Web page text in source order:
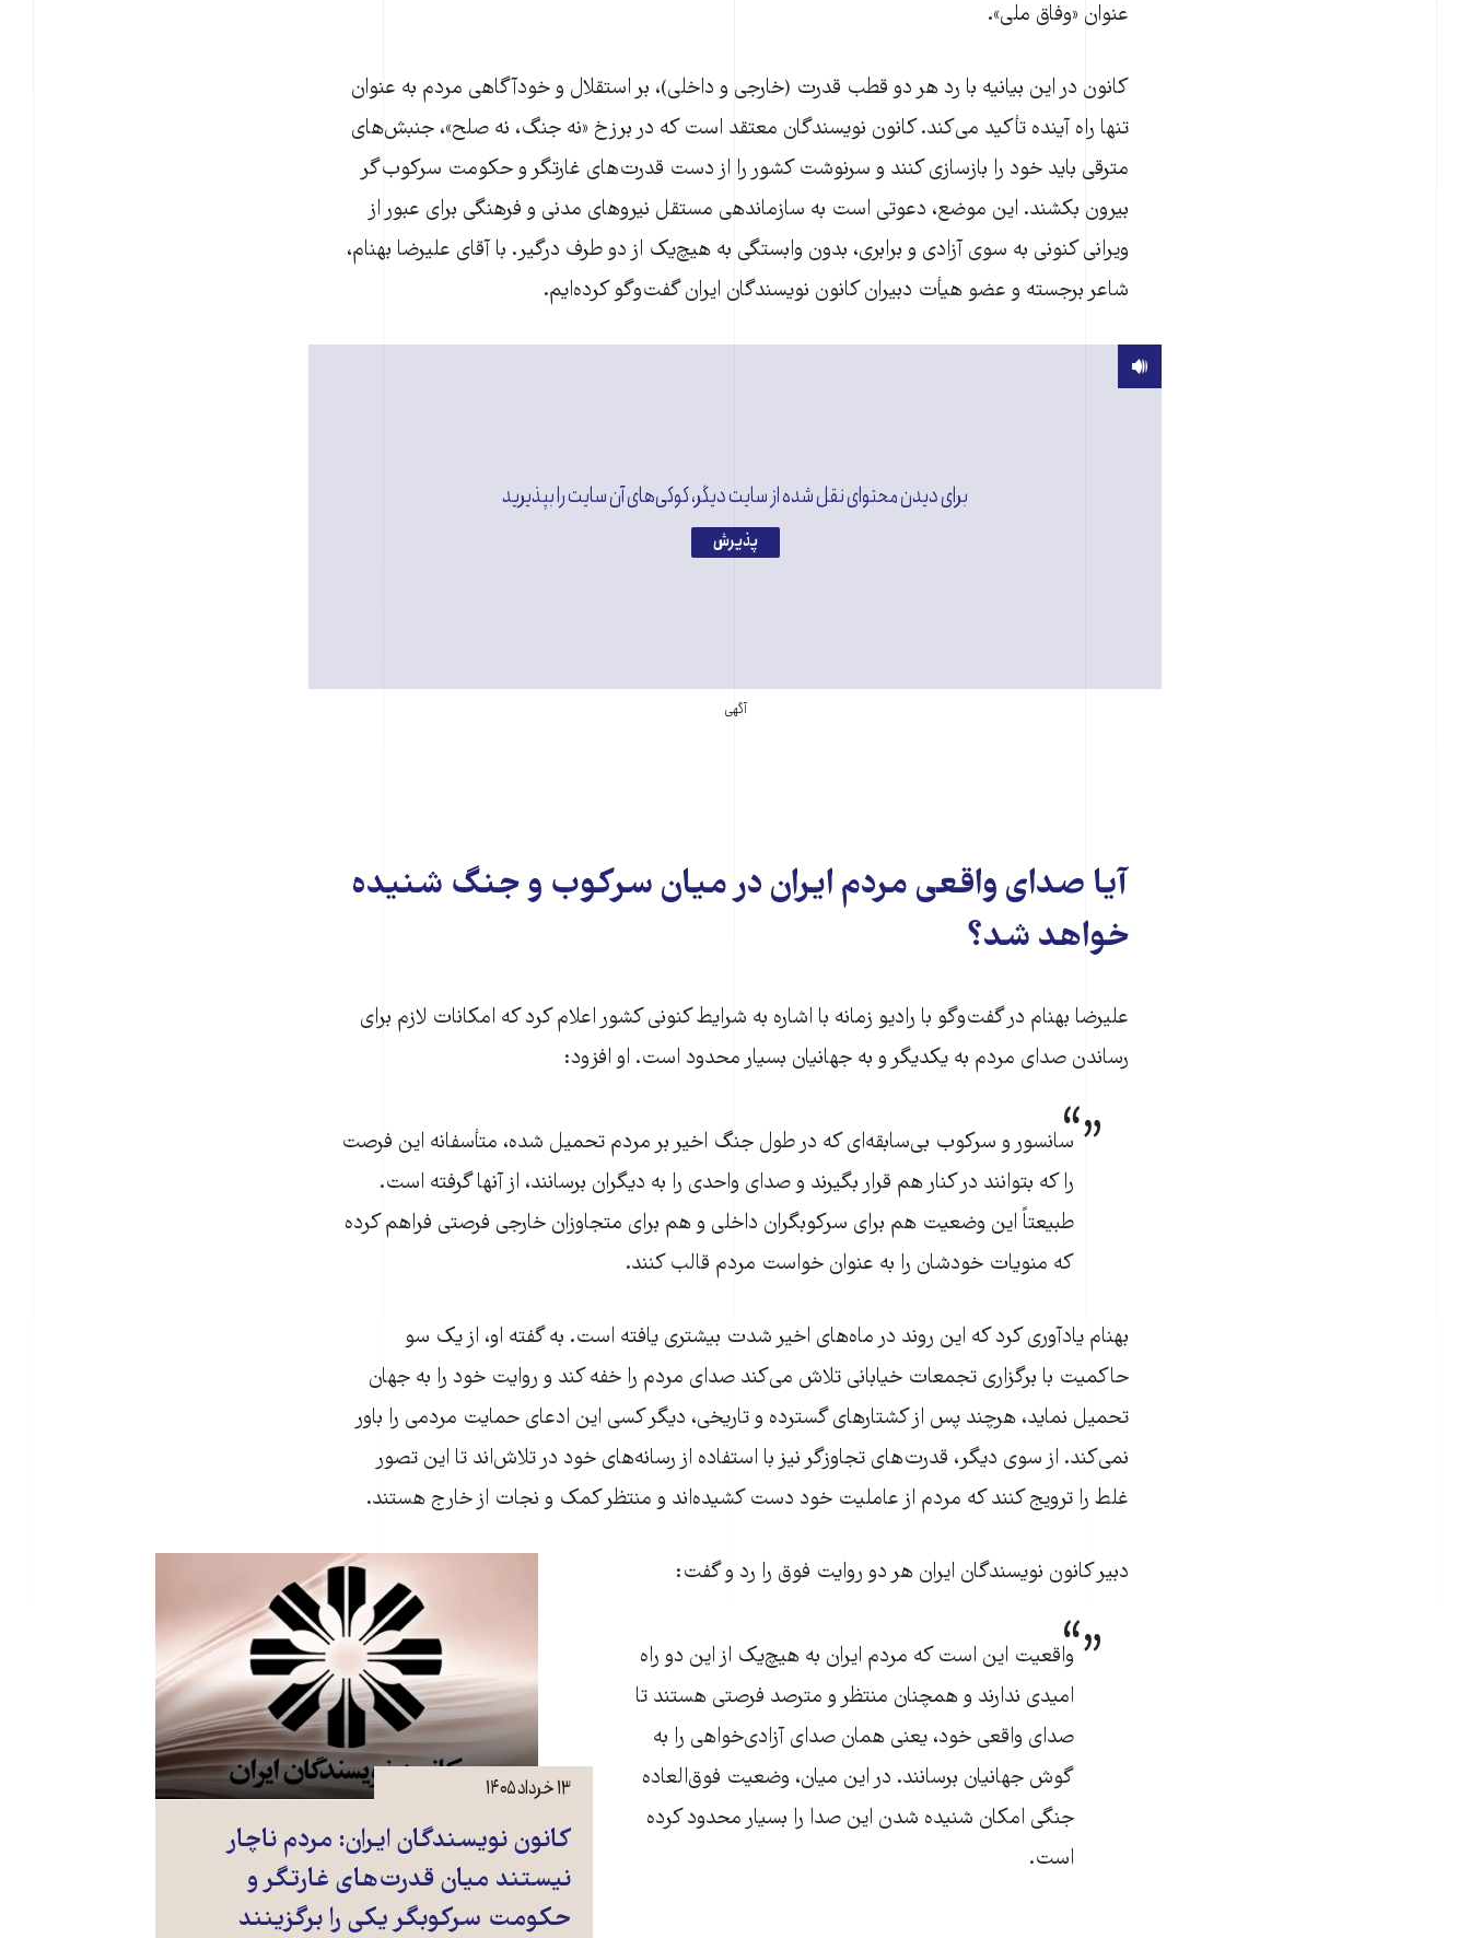
عنوان «وفاق ملی».
کانون در این بیانیه با رد هر دو قطب قدرت (خارجی و داخلی)، بر استقلال و خودآگاهی مردم به عنوان
تنها راه آینده تأکید می‌کند. کانون نویسندگان معتقد است که در برزخ «نه جنگ، نه صلح»، جنبش‌های
مترقی باید خود را بازسازی کنند و سرنوشت کشور را از دست قدرت‌های غارتگر و حکومت سرکوب‌گر
بیرون بکشند. این موضع، دعوتی است به سازماندهی مستقل نیروهای مدنی و فرهنگی برای عبور از
ویرانی کنونی به سوی آزادی و برابری، بدون وابستگی به هیچ‌یک از دو طرف درگیر. با آقای علیرضا بهنام،
شاعر برجسته و عضو هیأت دبیران کانون نویسندگان ایران گفت‌وگو کرده‌ایم.
برای دیدن محتوای نقل شده از سایت دیگر، کوکی‌های آن سایت را بپذیرید
پذیرش
آگهی
آیا صدای واقعی مردم ایران در میان سرکوب و جنگ شنیده
خواهد شد؟
علیرضا بهنام در گفت‌وگو با رادیو زمانه با اشاره به شرایط کنونی کشور اعلام کرد که امکانات لازم برای
رساندن صدای مردم به یکدیگر و به جهانیان بسیار محدود است. او افزود:
سانسور و سرکوب بی‌سابقه‌ای که در طول جنگ اخیر بر مردم تحمیل شده، متأسفانه این فرصت
را که بتوانند در کنار هم قرار بگیرند و صدای واحدی را به دیگران برسانند، از آنها گرفته است.
طبیعتاً این وضعیت هم برای سرکوبگران داخلی و هم برای متجاوزان خارجی فرصتی فراهم کرده
که منویات خودشان را به عنوان خواست مردم قالب کنند.
بهنام یادآوری کرد که این روند در ماه‌های اخیر شدت بیشتری یافته است. به گفته او، از یک سو
حاکمیت با برگزاری تجمعات خیابانی تلاش می‌کند صدای مردم را خفه کند و روایت خود را به جهان
تحمیل نماید، هرچند پس از کشتارهای گسترده و تاریخی، دیگر کسی این ادعای حمایت مردمی را باور
نمی‌کند. از سوی دیگر، قدرت‌های تجاوزگر نیز با استفاده از رسانه‌های خود در تلاش‌اند تا این تصور
غلط را ترویج کنند که مردم از عاملیت خود دست کشیده‌اند و منتظر کمک و نجات از خارج هستند.
کانون نویسندگان ایران: مردم ناچار
نیستند میان قدرت‌های غارتگر و
حکومت سرکوبگر یکی را برگزینند
۱۳ خرداد ۱۴۰۵
دبیر کانون نویسندگان ایران هر دو روایت فوق را رد و گفت:
واقعیت این است که مردم ایران به هیچ‌یک از این دو راه
امیدی ندارند و همچنان منتظر و مترصد فرصتی هستند تا
صدای واقعی خود، یعنی همان صدای آزادی‌خواهی را به
گوش جهانیان برسانند. در این میان، وضعیت فوق‌العاده
جنگی امکان شنیده شدن این صدا را بسیار محدود کرده
است.